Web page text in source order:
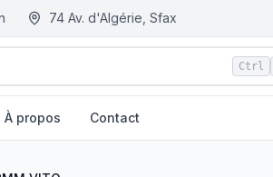
74 Av. d'Algérie, Sfax
Ctrl
À propos Contact